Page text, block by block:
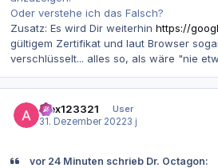
Oder verstehe ich das Falsch?
Zusatz: Es wird Dir weiterhin https://
gültigem Zertifikat und laut Browser
verschlüsselt... alles so, als wäre "nie
alex123321
User
31. Dezember 20223 j
vor 24 Minuten schrieb Dr. Octagon: